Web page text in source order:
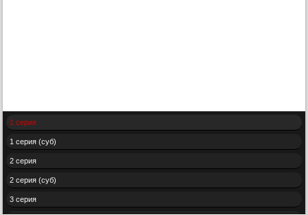
1 серия
1 серия (суб)
2 серия
2 серия (суб)
3 серия